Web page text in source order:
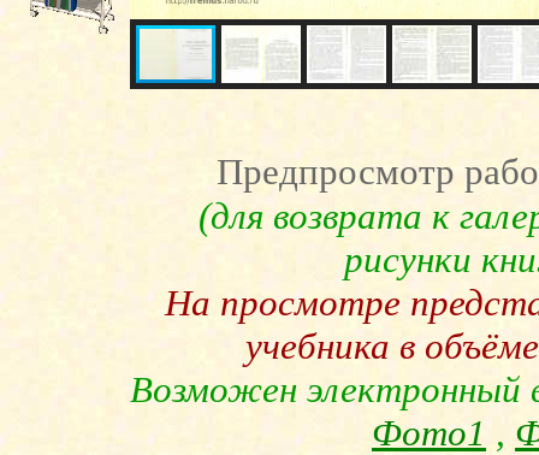
Предпросмотр
(для возврата к
рисунки
На просмотре
учебника в
Возможен электронный
Фото1 ,